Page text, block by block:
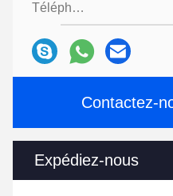
Téléphone:
Contactez-
Expédiez-nous